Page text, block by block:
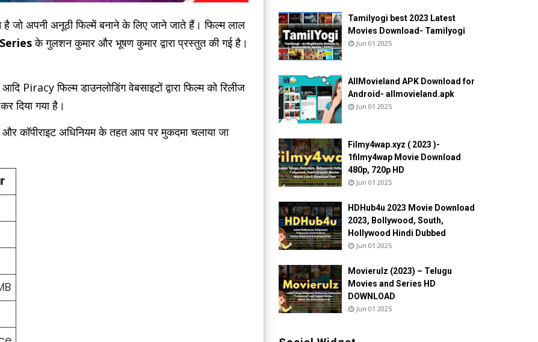
है जो अपनी अनूठी फिल्में बनाने के लिए जाने जाते हैं। फिल्म लाल
के गुलशन कुमार और भूषण कुमार द्वारा प्रस्तुत की गई है।
फिल्म डाउनलोडिंग वेबसाइटों द्वारा फिल्म को रिलीज
दिया गया है।
कॉपीराइट अधिनियम के तहत आप पर मुकदमा चलाया जा
Tamilyogi best 2023 Latest
Movies Download- Tamilyogi
Jun 01 2025
AllMovieland APK Download for
Android- allmovieland.apk
Jun 01 2025
Filmy4wap.xyz ( 2023 )-
1filmy4wap Movie Download
480p, 720p HD
Jun 01 2025
HDHub4u 2023 Movie Download
2023, Bollywood, South,
Hollywood Hindi Dubbed
Jun 01 2025
Movierulz (2023) – Telugu
Movies and Series HD
DOWNLOAD
Jun 01 2025